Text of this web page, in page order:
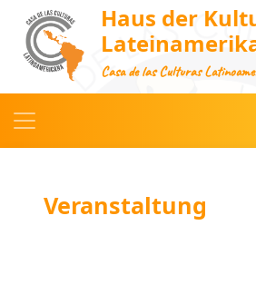
Haus der
Casa de las Culturas
Veranstaltung